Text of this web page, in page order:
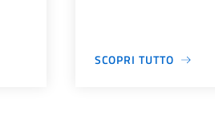
SCOPRI TUTTO